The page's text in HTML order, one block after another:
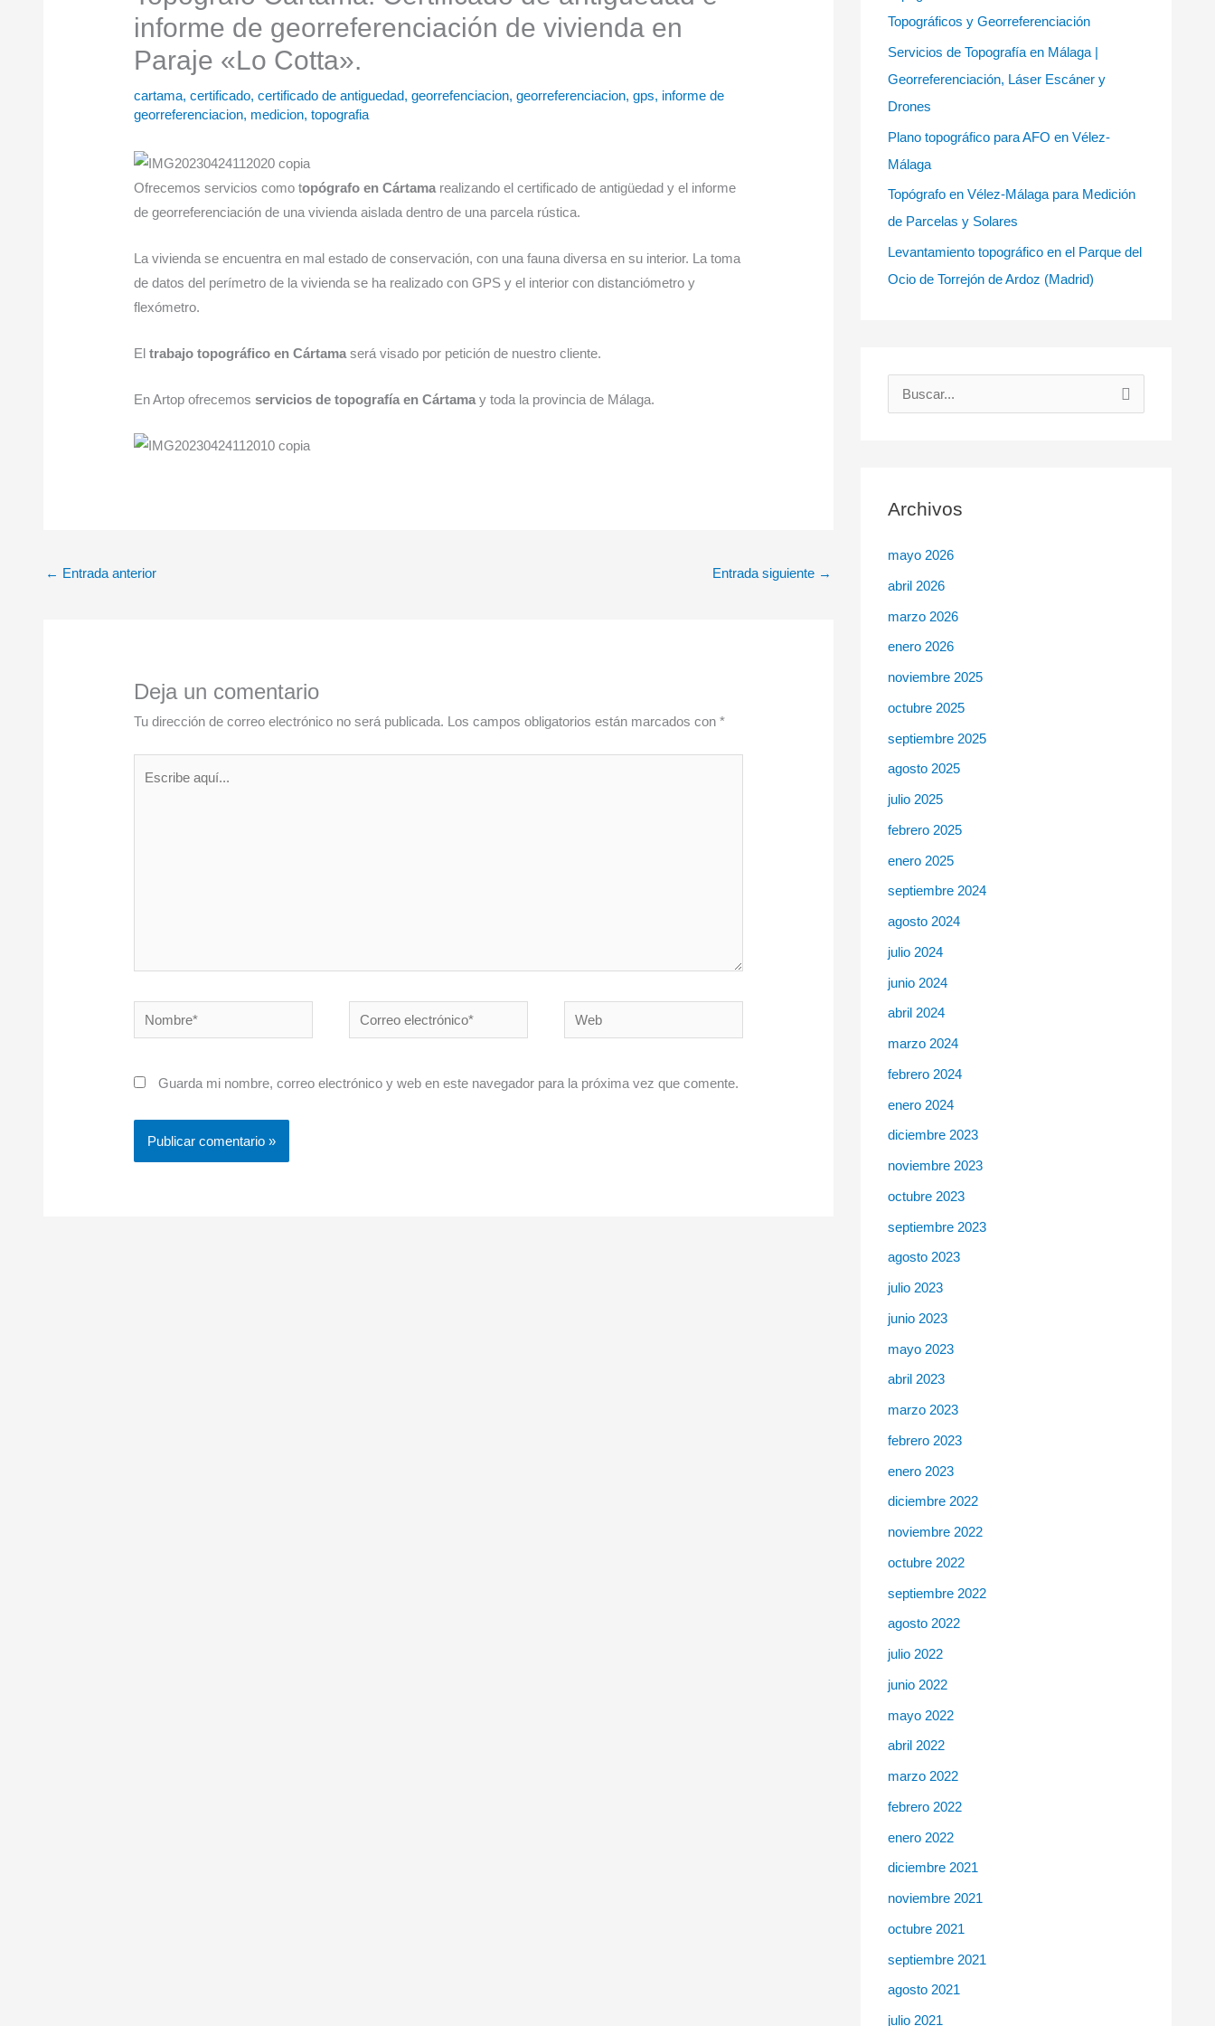
informe de georreferenciación de vivienda en
Paraje «Lo Cotta».
cartama,certificado,certificado de antiguedad,georrefenciacion,georreferenciacion,gps, informe de
georreferenciacion, medicion,topografia
Ofrecemos servicios como topógrafo en Cártama realizando el certificado de antigüedad y el informe
de georreferenciación de una vivienda aislada dentro de una parcela rústica.
La vivienda se encuentra en mal estado de conservación, con una fauna diversa en su interior. La toma
de datos del perímetro de la vivienda se ha realizado con GPS y el interior con distanciómetro y
flexómetro.
Eltrabajo topográfico en Cártama será visado por petición de nuestro cliente.
En Artop ofrecemosservicios de topografía en Cártamay toda la provincia de Málaga.
← Entrada anterior Entrada siguiente →
Deja un comentario
Tu dirección de correo electrónico no será publicada. Los campos obligatorios están marcados con*
Nombre*
Correo
electrónico*
Web
Guarda mi nombre, correo electrónico y web en este navegador para la próxima vez que comente.
Topográficos y Georreferenciación
Servicios de Topografía en Málaga |
Georreferenciación, Láser Escáner y
Drones
Plano topográfico para AFO en Vélez-
Málaga
Topógrafo en Vélez-Málaga para Medición
de Parcelas y Solares
Levantamiento topográfico en el Parque del
Ocio de Torrejón de Ardoz (Madrid)
a
p
o
r
:
Archivos
mayo 2026
abril 2026
marzo 2026
enero 2026
noviembre 2025
octubre 2025
septiembre 2025
agosto 2025
julio 2025
febrero 2025
enero 2025
septiembre 2024
agosto 2024
julio 2024
junio 2024
abril 2024
marzo 2024
febrero 2024
enero 2024
diciembre 2023
noviembre 2023
octubre 2023
septiembre 2023
agosto 2023
julio 2023
junio 2023
mayo 2023
abril 2023
marzo 2023
febrero 2023
enero 2023
diciembre 2022
noviembre 2022
octubre 2022
septiembre 2022
agosto 2022
julio 2022
junio 2022
mayo 2022
abril 2022
marzo 2022
febrero 2022
enero 2022
diciembre 2021
noviembre 2021
octubre 2021
septiembre 2021
agosto 2021
julio 2021